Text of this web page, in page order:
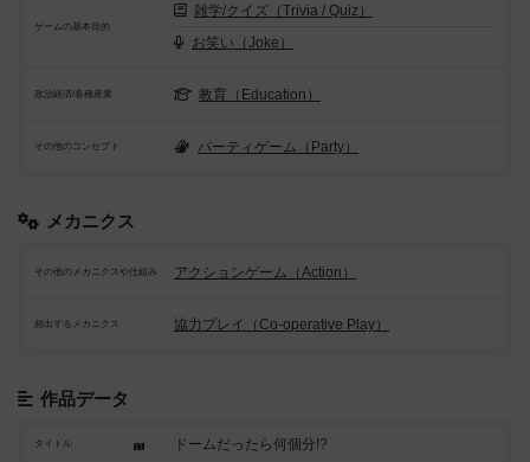
ゲームの基本目的
雑学/クイズ（Trivia / Quiz）
お笑い（Joke）
政治経済/各種産業 教育（Education）
その他のコンセプト パーティゲーム（Party）
メカニクス
その他のメカニクスや仕組み アクションゲーム（Action）
頻出するメカニクス 協力プレイ（Co-operative Play）
作品データ
タイトル ドームだったら何個分!?